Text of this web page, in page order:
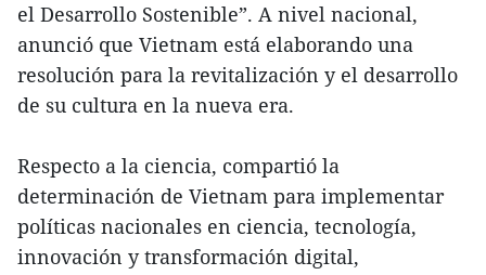
el Desarrollo Sostenible”. A nivel nacional,
anunció que Vietnam está elaborando una
resolución para la revitalización y el desarrollo
de su cultura en la nueva era.
Respecto a la ciencia, compartió la
determinación de Vietnam para implementar
políticas nacionales en ciencia, tecnología,
innovación y transformación digital,